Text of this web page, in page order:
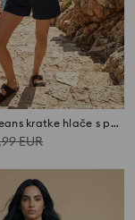
Paperbag jeans kratke hlače s pasom
EUR